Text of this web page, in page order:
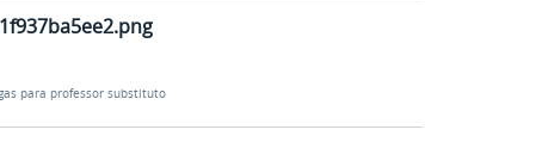
para professor substituto